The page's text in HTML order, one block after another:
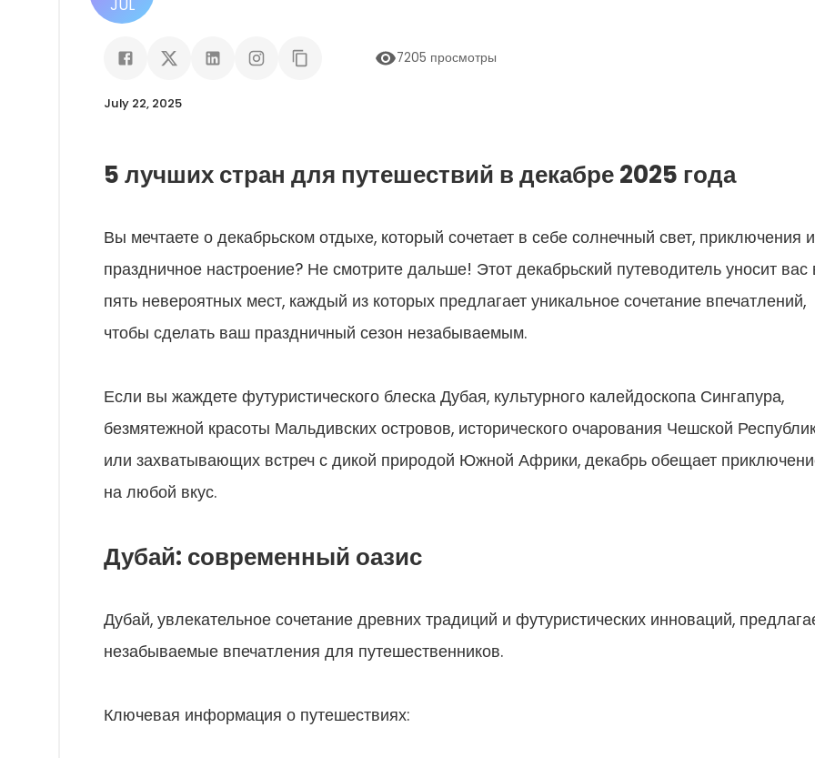
JUL
7205 просмотры
July 22, 2025
5 лучших стран для путешествий в декабре 2025 года
Вы мечтаете о декабрьском отдыхе, который сочетает в себе солнечный свет, приключения и
праздничное настроение? Не смотрите дальше! Этот декабрьский путеводитель уносит вас
пять невероятных мест, каждый из которых предлагает уникальное сочетание впечатлений,
чтобы сделать ваш праздничный сезон незабываемым.
Если вы жаждете футуристического блеска Дубая, культурного калейдоскопа Сингапура,
безмятежной красоты Мальдивских островов, исторического очарования Чешской
или захватывающих встреч с дикой природой Южной Африки, декабрь обещает
на любой вкус.
Дубай: современный оазис
Дубай, увлекательное сочетание древних традиций и футуристических инноваций,
незабываемые впечатления для путешественников.
Ключевая информация о путешествиях: